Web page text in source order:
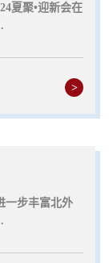
夏聚•迎新会在
>
一步丰富北外